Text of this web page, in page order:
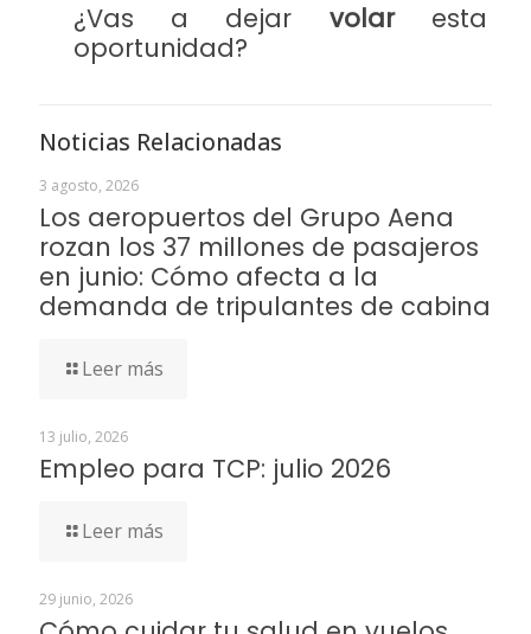
¿Vas a dejar volaresta
oportunidad?
Noticias Relacionadas
3 agosto, 2026
Los aeropuertos del Grupo Aena
rozan los 37 millones de pasajeros
en junio: Cómo afecta a la
demanda de tripulantes de cabina
Leer más
13 julio, 2026
Empleo para TCP: julio 2026
Leer más
29 junio, 2026